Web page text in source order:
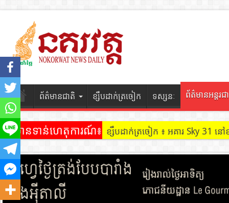
ព័ត៌មានជាតិ ខ្សឹបដាក់ត្រចៀក ទស្សនៈ ព័ត៌មានអន្តរជ
ព័ត៌មានទាន់ហេតុការណ៍៖ ខ្សឹបដាក់ត្រចៀក ៖ អគារ Sky 31